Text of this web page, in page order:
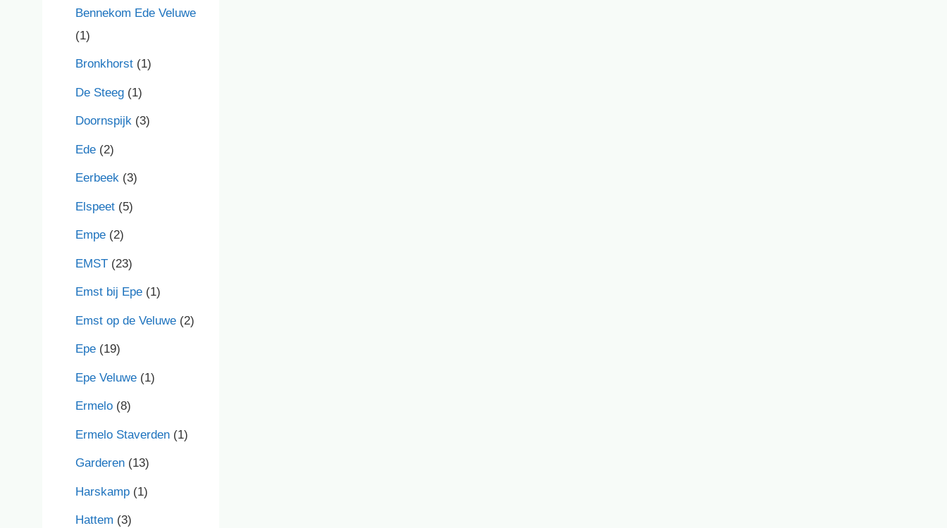
Bennekom Ede Veluwe
(1)
Bronkhorst (1)
De Steeg (1)
Doornspijk (3)
Ede (2)
Eerbeek (3)
Elspeet (5)
Empe (2)
EMST (23)
Emst bij Epe (1)
Emst op de Veluwe (2)
Epe (19)
Epe Veluwe (1)
Ermelo (8)
Ermelo Staverden (1)
Garderen (13)
Harskamp (1)
Hattem (3)